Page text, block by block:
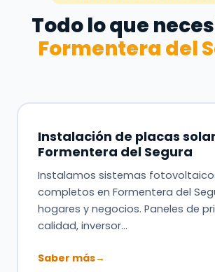
Todo lo que
Formentera del
Instalación de placas
Formentera del Segura
Instalamos sistemas
completos en Formentera del
hogares y negocios. Paneles de
calidad, inversor…
Saber más→